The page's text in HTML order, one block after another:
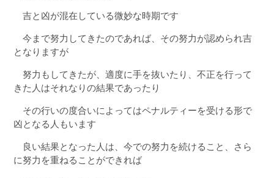
吉と凶が混在している微妙な時期です
今まで努力してきたのであれば、その努力が認められ吉
となりますが
努力もしてきたが、適度に手を抜いたり、不正を行って
きた人はそれなりの結果であったり
その行いの度合いによってはペナルティーを受ける形で
凶となる人もいます
良い結果となった人は、今での努力を続けること、さら
に努力を重ねることができれば